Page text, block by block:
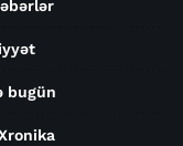
bugün